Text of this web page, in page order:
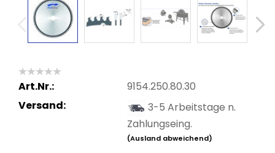
Art.Nr.:
9154.250.80.30
Versand:
3-5 Arbeitstage n.
Zahlungseing.
(Ausland abweichend)